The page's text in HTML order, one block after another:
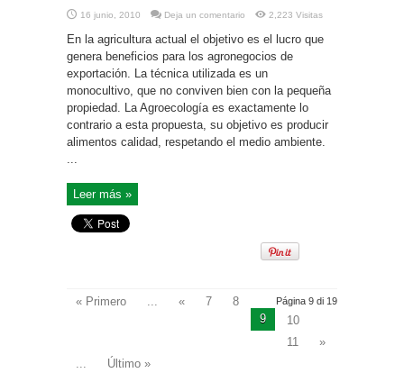
16 junio, 2010 Deja un comentario 2,223 Visitas
En la agricultura actual el objetivo es el lucro que
genera beneficios para los agronegocios de
exportación. La técnica utilizada es un
monocultivo, que no conviven bien con la pequeña
propiedad. La Agroecología es exactamente lo
contrario a esta propuesta, su objetivo es producir
alimentos calidad, respetando el medio ambiente.
Leer más »
Página 9 di 19
« Primero « 7
8
9
10
11
»
Último »